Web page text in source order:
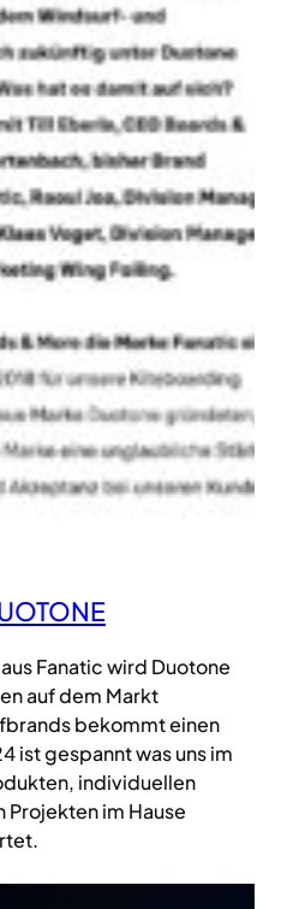
Fanatic wird Duotone
auf dem Markt
bekommt einen
ist gespannt was uns im
individuellen
Projekten im Hause